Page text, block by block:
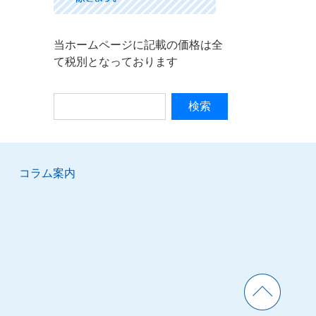
当ホームページに記載の価格は全
て税別となっております
コラム案内